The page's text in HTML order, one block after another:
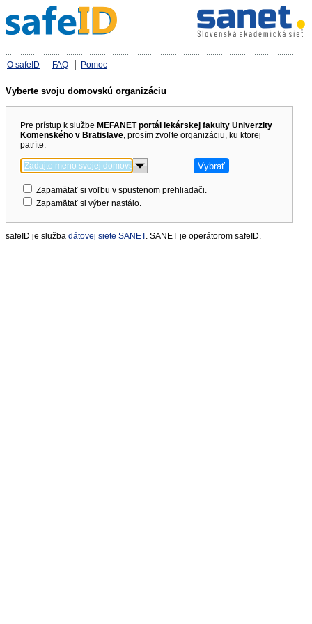
O safeID FAQ Pomoc
Vyberte svoju domovskú organizáciu
Pre prístup k službe MEFANET portál lekárskej fakulty Univerzity
Komenského v Bratislave, prosím zvoľte organizáciu, ku ktorej
patríte.
Zapamätať si voľbu v spustenom prehliadači.
Zapamätať si výber nastálo.
safeID je služba dátovej siete SANET. SANET je operátorom safeID.